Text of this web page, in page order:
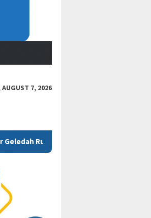
AUGUST 7, 2026
ASN Disdikbud Terkait Kasus Dugaan